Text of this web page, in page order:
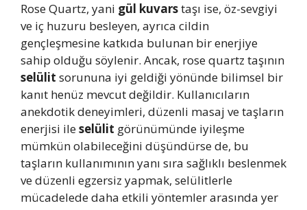
Rose Quartz, yani gül kuvarstaşı ise, öz-sevgiyi
ve iç huzuru besleyen, ayrıca cildin
gençleşmesine katkıda bulunan bir enerjiye
sahip olduğu söylenir. Ancak, rose quartz taşının
selülit sorununa iyi geldiği yönünde bilimsel bir
kanıt henüz mevcut değildir. Kullanıcıların
anekdotik deneyimleri, düzenli masaj ve taşların
enerjisi ileselülit görünümünde iyileşme
mümkün olabileceğini düşündürse de, bu
taşların kullanımının yanı sıra sağlıklı beslenmek
ve düzenli egzersiz yapmak, selülitlerle
mücadelede daha etkili yöntemler arasında yer